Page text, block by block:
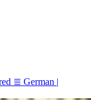
≣ German |